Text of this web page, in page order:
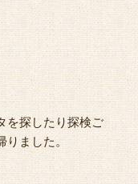
を探したり探検ご
ました。